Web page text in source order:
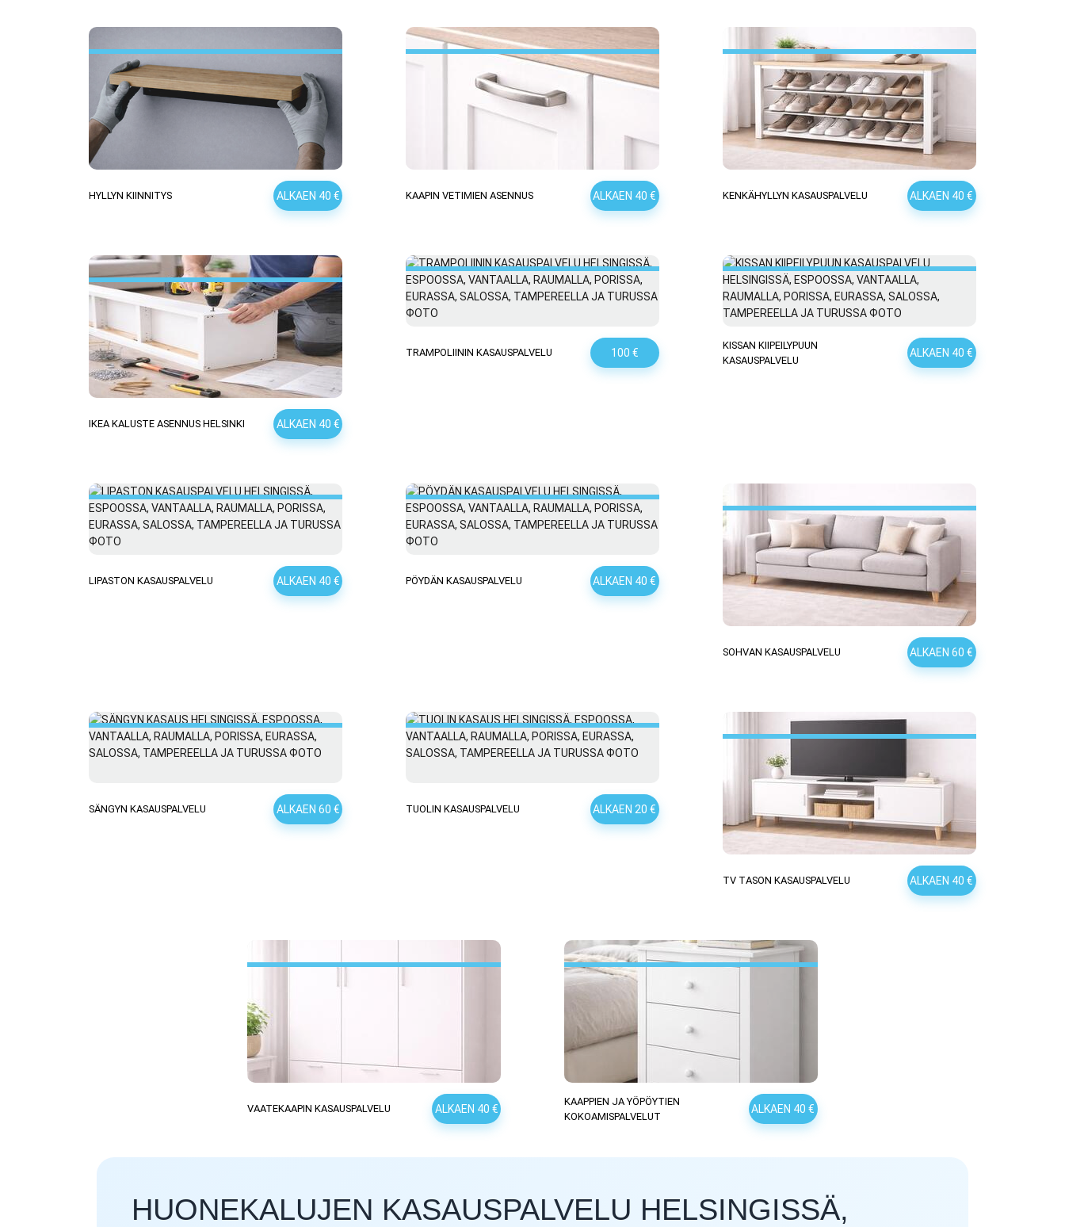
HYLLYN KIINNITYS ALKAEN 40 € KAAPIN VETIMIEN ASENNUS ALKAEN 40 € KENKÄHYLLYN KASAUSPALVELU ALKAEN 40 €
IKEA KALUSTE ASENNUS HELSINKI ALKAEN 40 €
TRAMPOLIININ KASAUSPALVELU 100 €
KISSAN KIIPEILYPUUN
KASAUSPALVELU
ALKAEN 40 €
LIPASTON KASAUSPALVELU ALKAEN 40 € PÖYDÄN KASAUSPALVELU ALKAEN 40 €
SOHVAN KASAUSPALVELU ALKAEN 60 €
SÄNGYN KASAUSPALVELU ALKAEN 60 € TUOLIN KASAUSPALVELU ALKAEN 20 €
TV TASON KASAUSPALVELU ALKAEN 40 €
VAATEKAAPIN KASAUSPALVELU ALKAEN 40 €
KAAPPIEN JA YÖPÖYTIEN
KOKOAMISPALVELUT
ALKAEN 40 €
HUONEKALUJEN KASAUSPALVELU HELSINGISSÄ,